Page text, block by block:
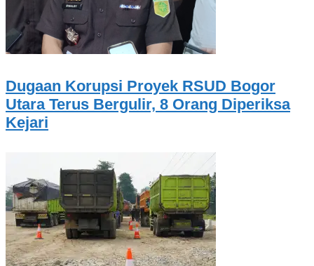
Dugaan Korupsi Proyek RSUD Bogor
Utara Terus Bergulir, 8 Orang Diperiksa
Kejari